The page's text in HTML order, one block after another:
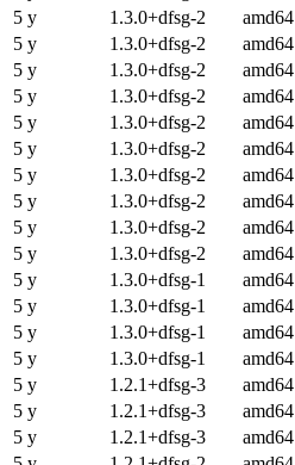
5 y
1.3.0+dfsg-2 amd64
5 y
1.3.0+dfsg-2 amd64
5 y
1.3.0+dfsg-2 amd64
5 y
1.3.0+dfsg-2 amd64
5 y
1.3.0+dfsg-2 amd64
5 y
1.3.0+dfsg-2 amd64
5 y
1.3.0+dfsg-2 amd64
5 y
1.3.0+dfsg-2 amd64
5 y
1.3.0+dfsg-2 amd64
5 y
1.3.0+dfsg-2 amd64
5 y
1.3.0+dfsg-1 amd64
5 y
1.3.0+dfsg-1 amd64
5 y
1.3.0+dfsg-1 amd64
5 y
1.3.0+dfsg-1 amd64
5 y
1.2.1+dfsg-3 amd64
5 y
1.2.1+dfsg-3 amd64
5 y
1.2.1+dfsg-3 amd64